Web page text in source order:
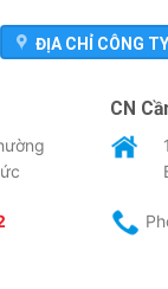
ĐỊA CHỈ CÔNG TY
CN